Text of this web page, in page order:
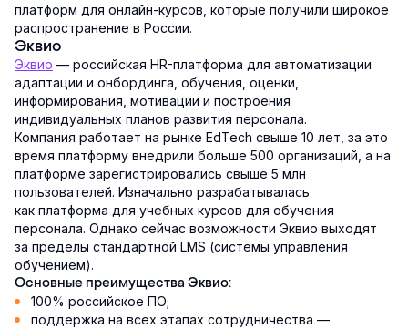
платформ для онлайн-курсов, которые получили широкое
распространение в России.
Эквио
Эквио — российская HR-платформа для автоматизации
адаптации и онбординга, обучения, оценки,
информирования, мотивации и построения
индивидуальных планов развития персонала.
Компания работает на рынке EdTech свыше 10 лет, за это
время платформу внедрили больше 500 организаций, а на
платформе зарегистрировались свыше 5 млн
пользователей. Изначально разрабатывалась
как платформа для учебных курсов для обучения
персонала. Однако сейчас возможности Эквио выходят
за пределы стандартной LMS (системы управления
обучением).
Основные преимущества Эквио:
100% российское ПО;
поддержка на всех этапах сотрудничества —